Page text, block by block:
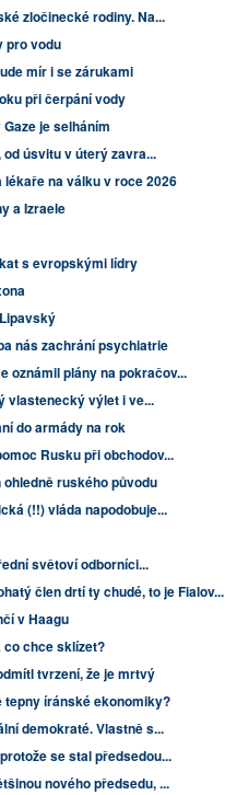
zločinecké rodiny. Na...
pro vodu
mír i se zárukami
při čerpání vody
je selháním
úsvitu v úterý zavra...
na válku v roce 2026
a Izraele
s evropskými lídry
nás zachrání psychiatrie
oznámil plány na pokračov...
vlastenecký výlet i ve...
do armády na rok
Rusku při obchodov...
ruského původu
(!!) vláda napodobuje...
světoví odborníci...
člen drtí ty chudé, to je Fialov...
v Haagu
co chce sklízet?
tvrzení, že je mrtvý
tepny íránské ekonomiky?
demokraté. Vlastně s...
se stal předsedou...
nového předsedu, ...